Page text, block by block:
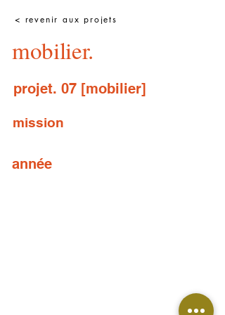
< revenir aux projets
mobilier.
projet. 07 [mobilier]
mission
année